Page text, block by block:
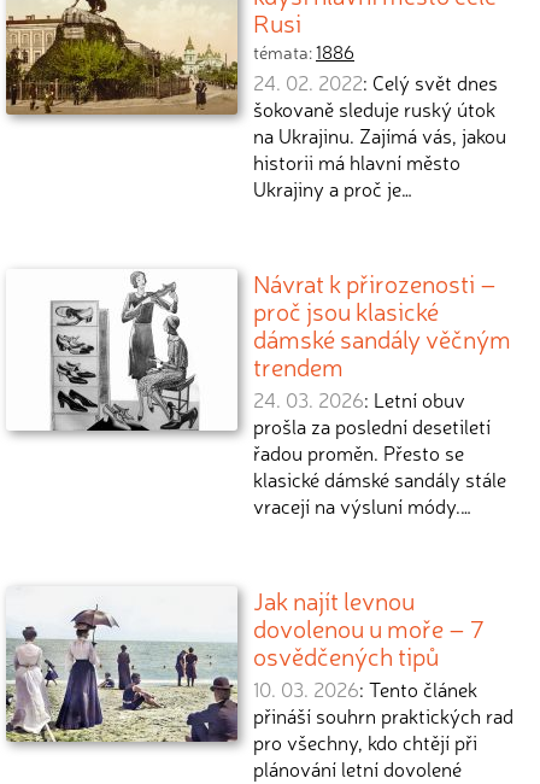
Rusi
témata:1886
24. 02. 2022: Celý svět dnes
šokovaně sleduje ruský útok
na Ukrajinu. Zajímá vás, jakou
historii má hlavní město
Ukrajiny a proč je…
Návrat k přirozenosti –
proč jsou klasické
dámské sandály věčným
trendem
24. 03. 2026: Letní obuv
prošla za poslední desetiletí
řadou proměn. Přesto se
klasické dámské sandály stále
vracejí na výsluní módy.…
Jak najít levnou
dovolenou u moře – 7
osvědčených tipů
10. 03. 2026: Tento článek
přináší souhrn praktických rad
pro všechny, kdo chtějí při
plánování letní dovolené